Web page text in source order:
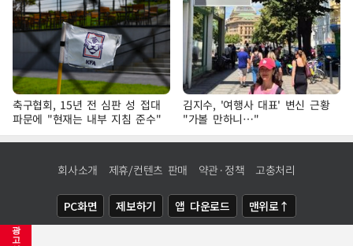
광
고
축구협회, 15년 전 심판 성 접대
파문에 "현재는 내부 지침 준수"
김지수, '여행사 대표' 변신 근황
"가볼 만하니…"
회사소개 제휴/컨텐츠 판매 약관·정책 고충처리
PC화면 제보하기 앱 다운로드 맨위로↑